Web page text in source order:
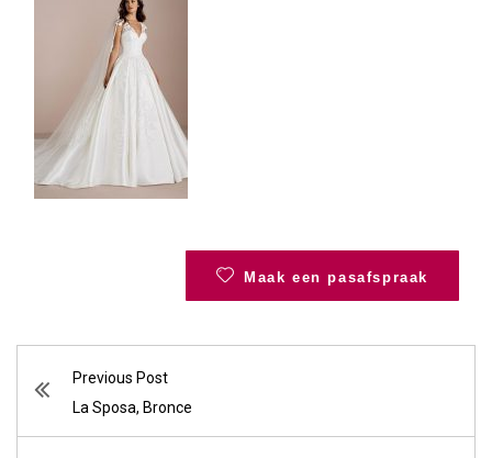
Maak een pasafspraak
Previous Post
La Sposa, Bronce